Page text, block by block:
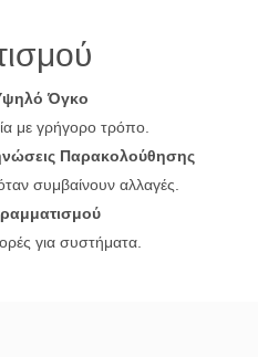
Όγκο
με γρήγορο τρόπο.
Παρακολούθησης
συμβαίνουν αλλαγές.
για συστήματα.